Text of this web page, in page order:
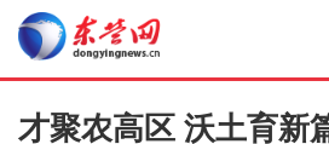
才聚农高区 沃土育新